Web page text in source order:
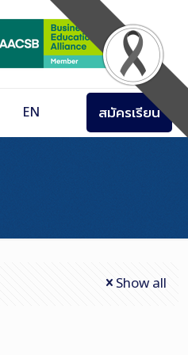
EN สมัครเรียน
Show all